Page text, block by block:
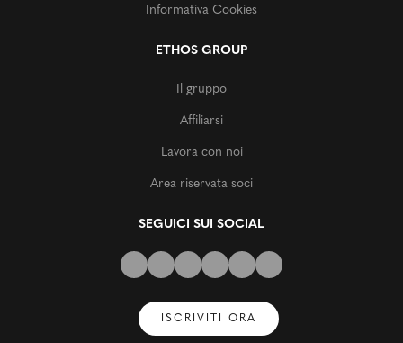
Informativa Cookies
ETHOS GROUP
Il gruppo
Affiliarsi
Lavora con noi
Area riservata soci
SEGUICI SUI SOCIAL
ISCRIVITI ORA